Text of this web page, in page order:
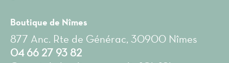
Boutique de Nîmes
877 Anc. Rte de Générac, 30900 Nîmes
04 66 27 93 82